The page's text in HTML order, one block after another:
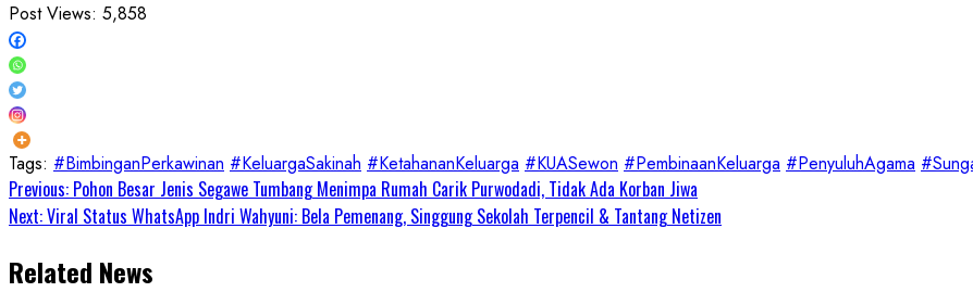
Post Views: 5,858
Tags: #BimbinganPerkawinan #KeluargaSakinah #KetahananKeluarga #KUASewon #PembinaanKeluarga #PenyuluhAgama
Continue
Reading
Previous: Pohon Besar Jenis Segawe Tumbang Menimpa Rumah Carik Purwodadi, Tidak Ada Korban Jiwa
Next:Viral Status WhatsApp Indri Wahyuni: Bela Pemenang, Singgung Sekolah Terpencil & Tantang Netizen
Related News